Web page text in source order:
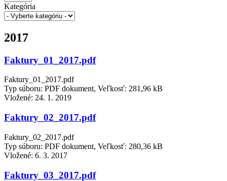
Kategória
2017
Faktury_01_2017.pdf
Faktury_01_2017.pdf
Typ súboru: PDF dokument, Veľkosť: 281,96 kB
Vložené: 24. 1. 2019
Faktury_02_2017.pdf
Faktury_02_2017.pdf
Typ súboru: PDF dokument, Veľkosť: 280,36 kB
Vložené: 6. 3. 2017
Faktury_03_2017.pdf